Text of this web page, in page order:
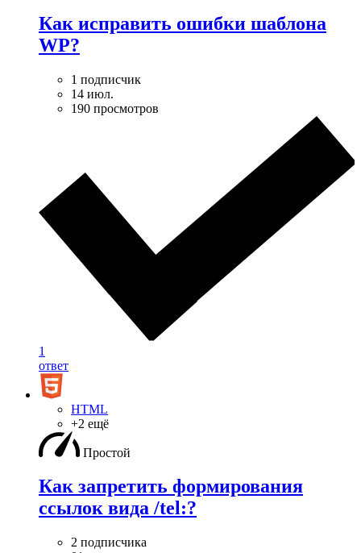
Как исправить ошибки шаблона
WP?
1 подписчик
14 июл.
190 просмотров
1
ответ
HTML
+2 ещё
Простой
Как запретить формирования
ссылок вида /tel:?
2 подписчика